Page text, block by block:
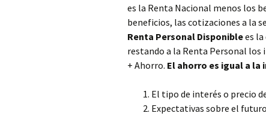
es la Renta Nacional menos los
beneficios, las cotizaciones a la
Renta Personal Disponiblees
restando a la Renta Personal los
+ Ahorro. El ahorro es igual a la
El tipo de interés o precio
Expectativas sobre el